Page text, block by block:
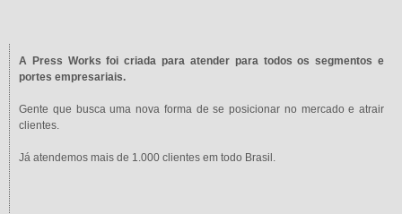
A Press Works foi criada para atender para todos os segmentos e
portes empresariais.
Gente que busca uma nova forma de se posicionar no mercado e atrair
clientes.
Já atendemos mais de 1.000 clientes em todo Brasil.